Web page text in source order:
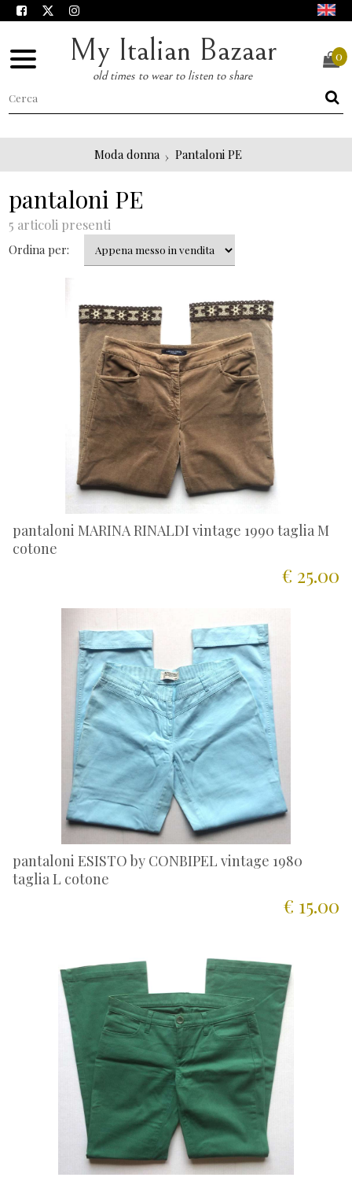
My Italian Bazaar
old times to wear to listen to share
0
Moda donna Pantaloni PE
pantaloni PE
5 articoli presenti
Ordina per:
pantaloni MARINA RINALDI vintage 1990 taglia M
cotone
€ 25.00
pantaloni ESISTO by CONBIPEL vintage 1980
taglia L cotone
€ 15.00